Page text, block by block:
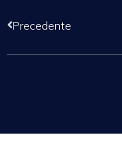
Precedente